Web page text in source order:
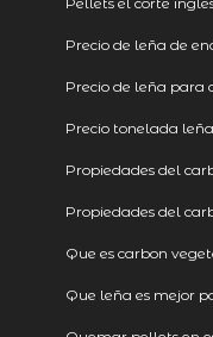
Precio de leña de
Precio de leña para
Precio tonelada
Propiedades del
Propiedades del
Que es carbon
Que leña es mejor